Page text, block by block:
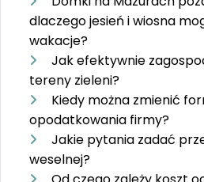
dlaczego jesień i wiosna
wakacje?
Jak efektywnie
tereny zieleni?
Kiedy można zmienić
opodatkowania firmy?
Jakie pytania zadać
weselnej?